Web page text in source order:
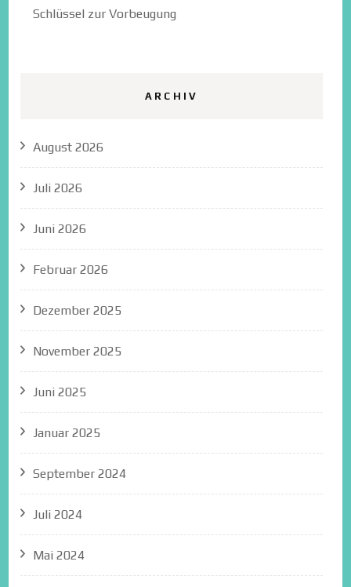
Schlüssel zur Vorbeugung
ARCHIV
August 2026
Juli 2026
Juni 2026
Februar 2026
Dezember 2025
November 2025
Juni 2025
Januar 2025
September 2024
Juli 2024
Mai 2024